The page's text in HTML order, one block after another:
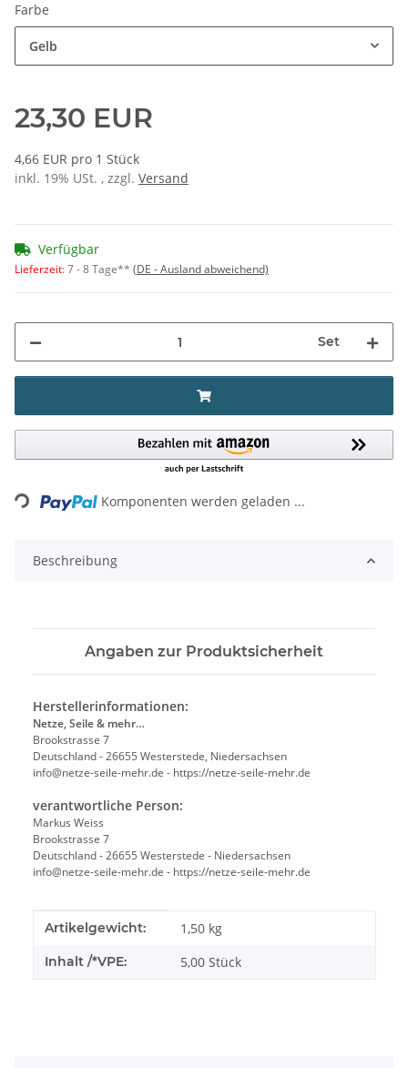
Farbe
Gelb
23,30 EUR
4,66 EUR pro 1 Stück
inkl. 19% USt. , zzgl. Versand
Verfügbar
Lieferzeit:7 - 8 Tage** (DE - Ausland abweichend)
Set
Loading... Komponenten werden geladen ...
Beschreibung
Angaben zur Produktsicherheit
Herstellerinformationen:
Netze, Seile & mehr…
Brookstrasse 7
Deutschland - 26655 Westerstede, Niedersachsen
info@netze-seile-mehr.de - https://netze-seile-mehr.de
verantwortliche Person:
Markus Weiss
Brookstrasse 7
Deutschland - 26655 Westerstede - Niedersachsen
info@netze-seile-mehr.de - https://netze-seile-mehr.de
Produkteigenschaft
Wert
Artikelgewicht: 1,50 kg
Inhalt /*VPE: 5,00 Stück